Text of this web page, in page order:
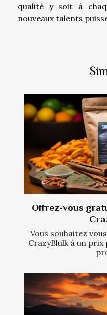
qualité y soit à
nouveaux talents
Offrez-vous
Vous souhaitez
CrazyBlulk à un